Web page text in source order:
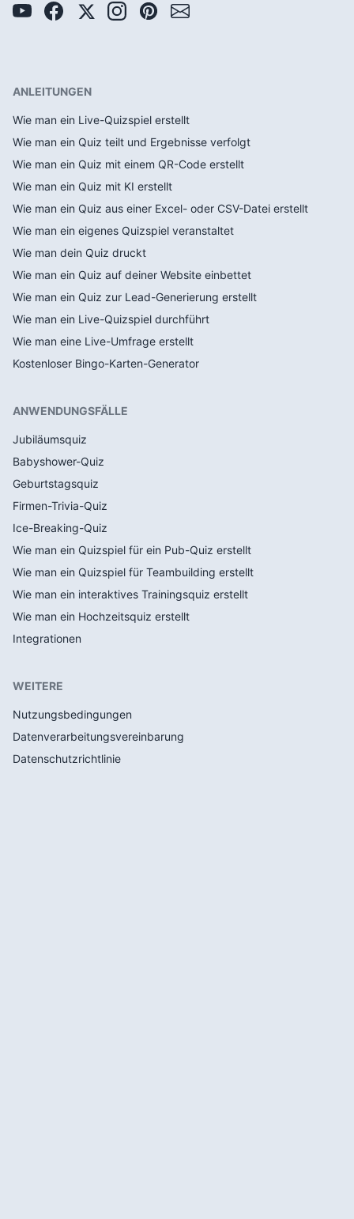
ANLEITUNGEN
Wie man ein Live-Quizspiel erstellt
Wie man ein Quiz teilt und Ergebnisse verfolgt
Wie man ein Quiz mit einem QR-Code erstellt
Wie man ein Quiz mit KI erstellt
Wie man ein Quiz aus einer Excel- oder CSV-Datei erstellt
Wie man ein eigenes Quizspiel veranstaltet
Wie man dein Quiz druckt
Wie man ein Quiz auf deiner Website einbettet
Wie man ein Quiz zur Lead-Generierung erstellt
Wie man ein Live-Quizspiel durchführt
Wie man eine Live-Umfrage erstellt
Kostenloser Bingo-Karten-Generator
ANWENDUNGSFÄLLE
Jubiläumsquiz
Babyshower-Quiz
Geburtstagsquiz
Firmen-Trivia-Quiz
Ice-Breaking-Quiz
Wie man ein Quizspiel für ein Pub-Quiz erstellt
Wie man ein Quizspiel für Teambuilding erstellt
Wie man ein interaktives Trainingsquiz erstellt
Wie man ein Hochzeitsquiz erstellt
Integrationen
WEITERE
Nutzungsbedingungen
Datenverarbeitungsvereinbarung
Datenschutzrichtlinie